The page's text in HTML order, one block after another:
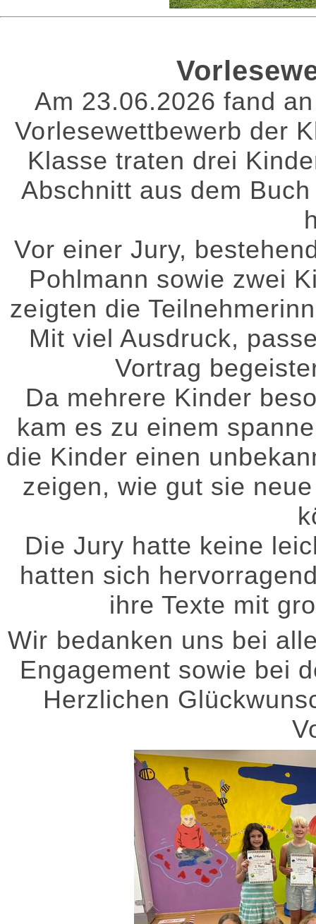
Am 23.06.2026 fand
Vorlesewettbewerb der
Klasse traten drei
Abschnitt aus dem
Vor einer Jury,
Pohlmann sowie zwei
zeigten die
Mit viel Ausdruck,
Vortrag
Da mehrere Kinder
kam es zu einem
die Kinder einen
zeigen, wie gut sie
Die Jury hatte keine
hatten sich
ihre Texte mit
Wir bedanken uns bei
Engagement sowie bei
Herzlichen